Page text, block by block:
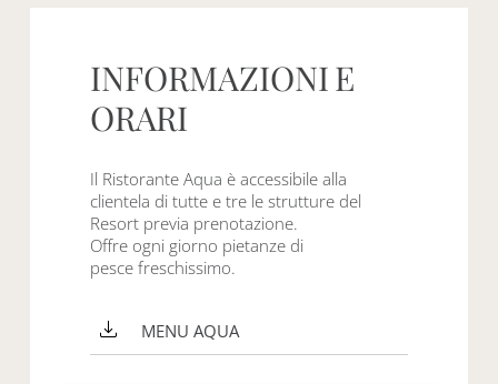
INFORMAZIONIE
ORARI
Il Ristorante Aqua è accessibile alla
clientela di tutte e tre le strutture del
Resort previa prenotazione.
Offre ogni giorno pietanze di
pesce freschissimo.
MENU AQUA